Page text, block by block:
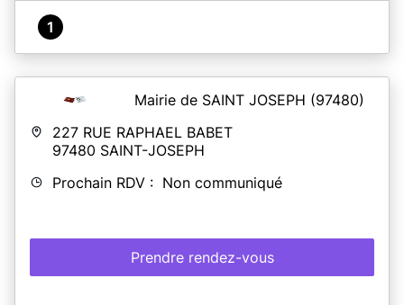
1
Mairie de SAINT JOSEPH (97480)
227 RUE RAPHAEL BABET
97480 SAINT-JOSEPH
Prochain RDV : Non communiqué
Prendre rendez-vous